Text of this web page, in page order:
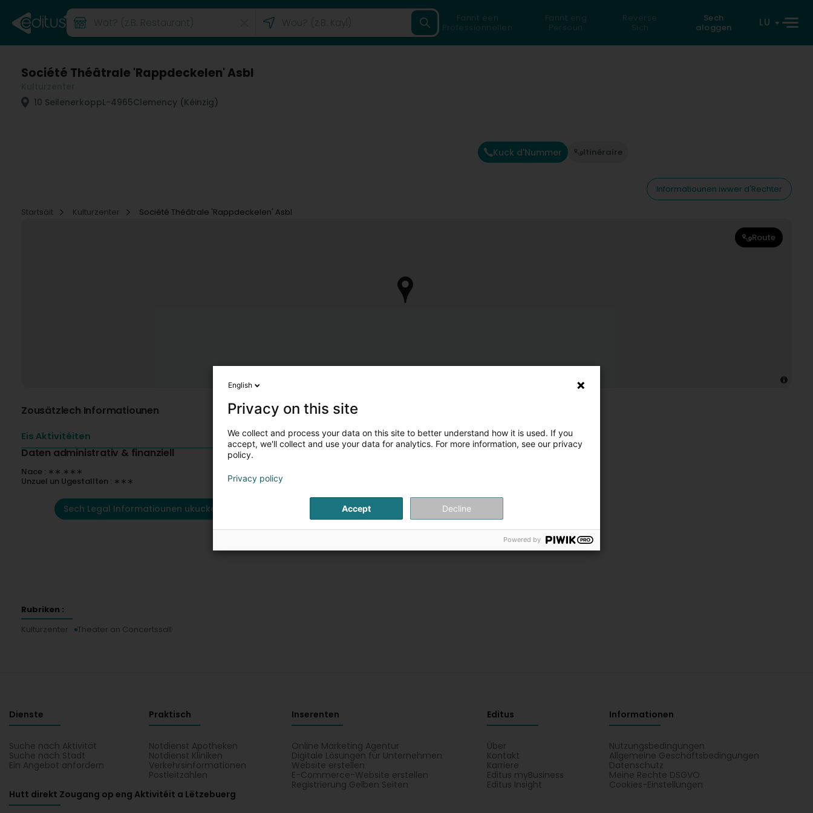
Fannt een
Professionnellen
Fannt eng
Persoun
Reverse
Sich
Sech
aloggen
LU
Société Théâtrale 'Rappdeckelen' Asbl
10 SeilenerkoppL-4965Clemency (Kéinzig)
Kuck d'Nummer Itinéraire
Informatiounen iwwer d'Rechter
Startsäit
Kulturzenter Société Théâtrale 'Rappdeckelen' Asbl
Route
Zousätzlech Informatiounen
Eis Aktivitéiten
Daten administrativ & finanziell
Nace : ∗∗.∗∗∗
Unzuel un Ugestallten : ∗∗∗
Sech Legal Informatiounen ukucken
Rubriken :
Kulturzenter
Theater an Concertssall
Dienste
Suche nach Aktivität
Suche nach Stadt
Ein Angebot anfordern
Praktisch
Notdienst Apotheken
Notdienst Kliniken
Verkehrsinformationen
Postleitzahlen
Inserenten
Online Marketing Agentur
Digitale Lösungen für Unternehmen
Website erstellen
E-Commerce-Website erstellen
Registrierung Gelben Seiten
Editus
Über
Kontakt
Karriere
Editus myBusiness
Editus Insight
Informationen
Nutzungsbedingungen
Allgemeine Geschäftsbedingungen
Datenschutz
Meine Rechte DSGVO
Cookies-Einstellungen
Hutt direkt Zougang op eng Aktivitéit a Lëtzebuerg
English
Privacy on this site
We collect and process your data on this site to better understand how it is used. If you
accept, we'll collect and use your data for analytics. For more information, see our privacy
policy.
Privacy policy
Accept Decline
Powered by